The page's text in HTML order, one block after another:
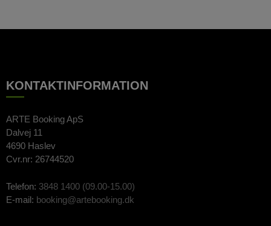
KONTAKTINFORMATION
ARTE Booking ApS
Dalvej 11
4690 Haslev
Cvr.nr: 26744520
Telefon: 3848 1400 (09.00-15.00)
E-mail: booking@artebooking.dk